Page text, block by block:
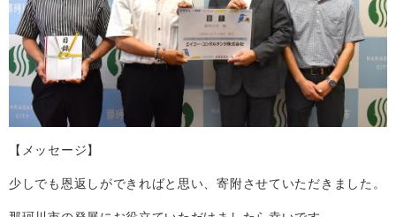
【メッセージ】
少しでも恩返しができればと思い、寄附させていただきました。